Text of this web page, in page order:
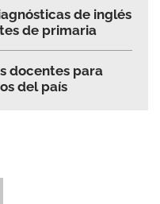
de inglés
de primaria
docentes para
del país